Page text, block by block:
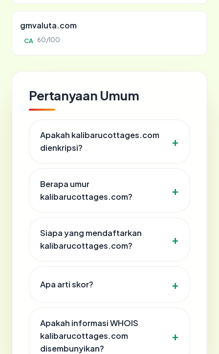
gmvaluta.com
CA 60/100
Pertanyaan Umum
Apakah kalibarucottages.com
dienkripsi?
Berapa umur
kalibarucottages.com?
Siapa yang mendaftarkan
kalibarucottages.com?
Apa arti skor?
Apakah informasi WHOIS
kalibarucottages.com
disembunyikan?